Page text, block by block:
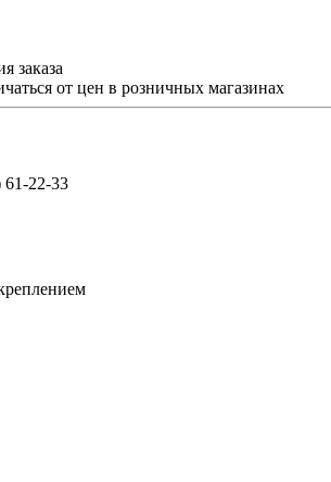
заказа
от цен в розничных магазинах
61-22-33